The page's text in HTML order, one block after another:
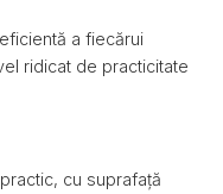
a fiecărui
ridicat de practicitate
cu suprafață